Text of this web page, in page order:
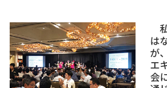
は
が
エ
会